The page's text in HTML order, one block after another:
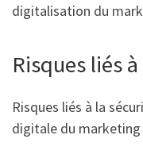
digitalisation du
Risques liés
Risques liés à la
digitale du marketing